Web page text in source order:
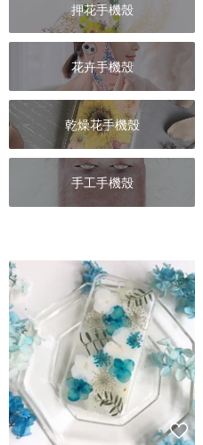
押花手機殼
花卉手機殼
乾燥花手機殼
手工手機殼